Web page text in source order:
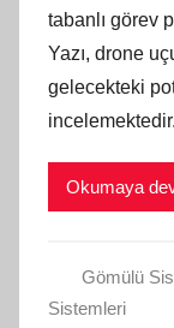
tabanlı görev
Yazı, drone
gelecekteki
incelemektedir.
Okumaya
Gömülü
Sistemleri